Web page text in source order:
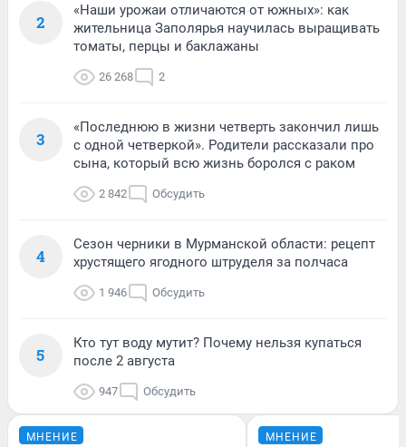
2
«Наши урожаи отличаются от южных»: как
жительница Заполярья научилась выращивать
томаты, перцы и баклажаны
26 268 2
3
«Последнюю в жизни четверть закончил лишь
с одной четверкой». Родители рассказали про
сына, который всю жизнь боролся с раком
2 842 Обсудить
4
Сезон черники в Мурманской области: рецепт
хрустящего ягодного штруделя за полчаса
1 946 Обсудить
5
Кто тут воду мутит? Почему нельзя купаться
после 2 августа
947 Обсудить
МНЕНИЕ МНЕНИЕ